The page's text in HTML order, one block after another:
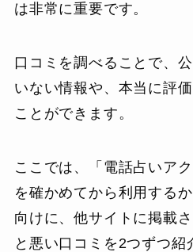
は非常に重要です。
口コミを調べることで、
いない情報や、本当に評
ことができます。
ここでは、「電話占いア
を確かめてから利用する
向けに、他サイトに掲載
と悪い口コミを2つずつ紹